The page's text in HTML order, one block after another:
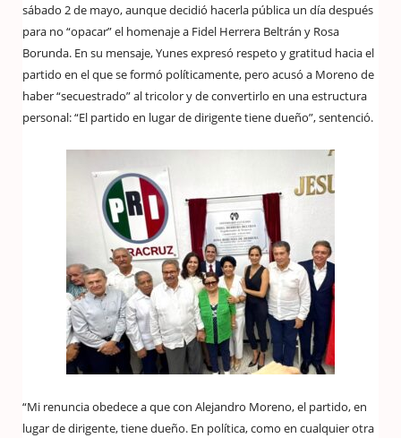
sábado 2 de mayo, aunque decidió hacerla pública un día después
para no “opacar” el homenaje a Fidel Herrera Beltrán y Rosa
Borunda. En su mensaje, Yunes expresó respeto y gratitud hacia el
partido en el que se formó políticamente, pero acusó a Moreno de
haber “secuestrado” al tricolor y de convertirlo en una estructura
personal: “El partido en lugar de dirigente tiene dueño”, sentenció.
“Mi renuncia obedece a que con Alejandro Moreno, el partido, en
lugar de dirigente, tiene dueño. En política, como en cualquier otra